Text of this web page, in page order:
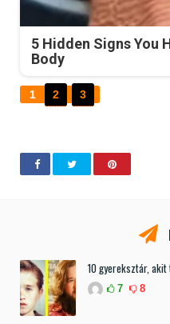
5 Hidden Signs You
Body
1 2 3
10 gyereksztár,
7 8